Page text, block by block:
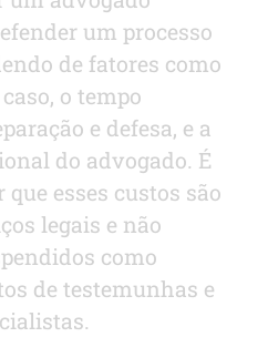
um processo
de fatores como
o tempo
e defesa, e a
do advogado. É
esses custos são
legais e não
como
de testemunhas e